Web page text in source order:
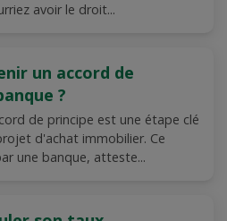
avoir le droit...
un accord de
?
de principe est une étape clé
d'achat immobilier. Ce
une banque, atteste...